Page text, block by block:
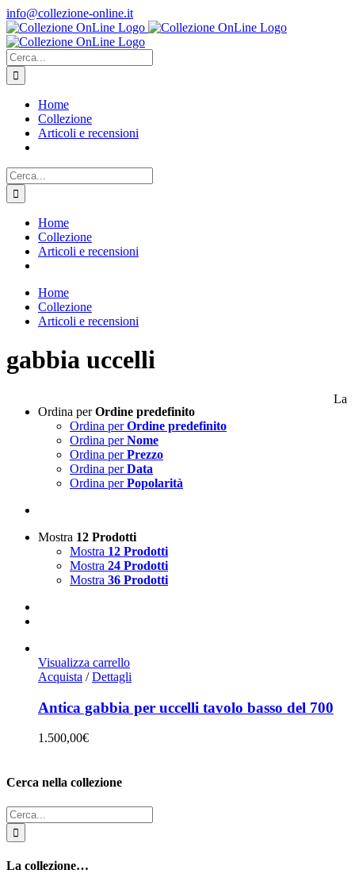
Salta
al
contenuto
info@collezione-online.it
Cerca
per:
Home
Collezione
Articoli e recensioni
Cerca
per:
Home
Collezione
Articoli e recensioni
Home
Collezione
Articoli e recensioni
gabbia uccelli
Ordina perOrdine predefinito
Ordina perOrdine predefinito
Ordina perNome
Ordina perPrezzo
Ordina perData
Ordina perPopolarità
Mostra 12 Prodotti
Mostra 12 Prodotti
Mostra 24 Prodotti
Mostra 36 Prodotti
Visualizza carrello
Acquista / Dettagli
Antica gabbia per uccelli tavolo basso del 700
1.500,00€
Cerca nella collezione
Cerca
per:
La collezione…
La